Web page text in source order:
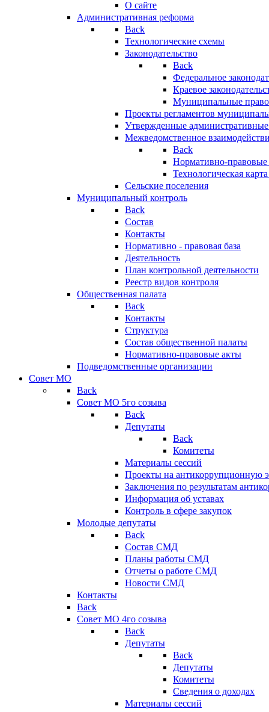
О сайте
Административная реформа
Back
Технологические схемы
Законодательство
Back
Федеральное
Краевое
Муниципальные
Проекты регламентов
Утвержденные
Межведомственное
Back
Нормативно-правовые
Технологическая
Сельские поселения
Муниципальный контроль
Back
Состав
Контакты
Нормативно - правовая база
Деятельность
План контрольной деятельности
Реестр видов контроля
Общественная палата
Back
Контакты
Структура
Состав общественной палаты
Нормативно-правовые акты
Подведомственные организации
Совет МО
Back
Совет МО 5го созыва
Back
Депутаты
Back
Комитеты
Материалы сессий
Проекты на антикоррупционную
Заключения по результатам
Информация об уставах
Контроль в сфере закупок
Молодые депутаты
Back
Состав СМД
Планы работы СМД
Отчеты о работе СМД
Новости СМД
Контакты
Back
Совет МО 4го созыва
Back
Депутаты
Back
Депутаты
Комитеты
Сведения о доходах
Материалы сессий